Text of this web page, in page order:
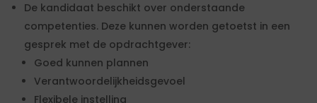
De kandidaat beschikt over onderstaande
competenties. Deze kunnen worden getoetst in een
gesprek met de opdrachtgever:
Goed kunnen plannen
Verantwoordelijkheidsgevoel
Flexibele instelling